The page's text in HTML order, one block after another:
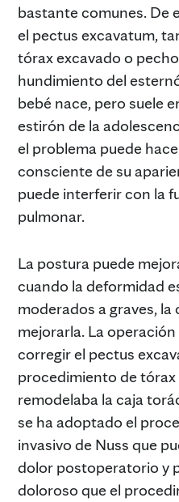
bastante comunes. De
el pectus excavatum,
tórax excavado o
hundimiento del
bebé nace, pero suele
estirón de la
el problema puede
consciente de su
puede interferir con la
pulmonar.
La postura puede
cuando la deformidad
moderados a graves, la
mejorarla. La
corregir el pectus
procedimiento de tórax
remodelaba la caja
se ha adoptado el
invasivo de Nuss que
dolor postoperatorio y
doloroso que el